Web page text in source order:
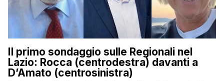
Il primo sondaggio sulle Regionali nel
Lazio: Rocca (centrodestra) davanti a
D’Amato (centrosinistra)